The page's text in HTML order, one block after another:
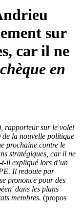
sur
car il ne
en
rapporteur sur le volet
de la nouvelle politique
prochaine contre le
stratégiques, car il ne
il expliqué lors d’un
Il redoute par
prononce pour des
dans les plans
membres. (propos